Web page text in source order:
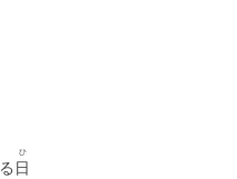
る 日
ひ